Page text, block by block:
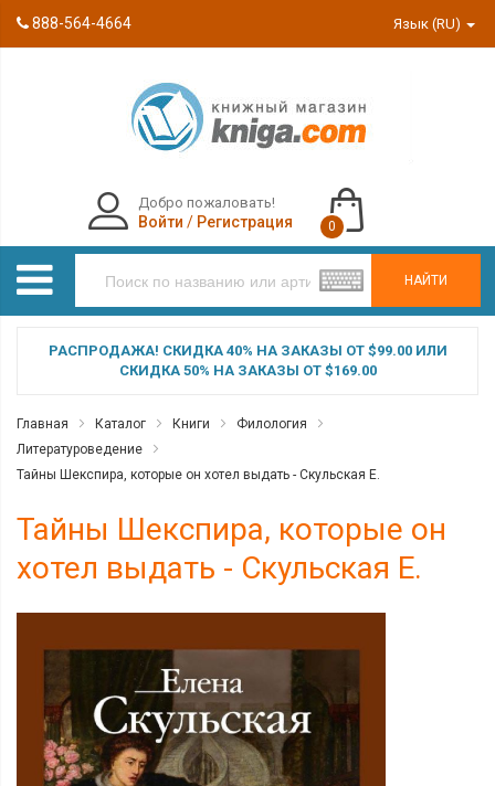
888-564-4664 Язык (RU)
НАЙТИ
Добро пожаловать!
Войти / Регистрация 0
РАСПРОДАЖА! СКИДКА 40% НА ЗАКАЗЫ ОТ $99.00 ИЛИ
СКИДКА 50% НА ЗАКАЗЫ ОТ $169.00
Главная Каталог Книги
Филология
Литературоведение
Тайны Шекспира, которые он хотел выдать - Скульская Е.
Тайны Шекспира, которые он
хотел выдать - Скульская Е.